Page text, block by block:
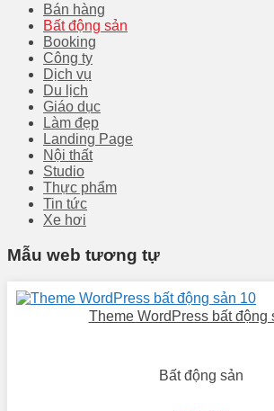
Bán hàng
Bất động sản
Booking
Công ty
Dịch vụ
Du lịch
Giáo dục
Làm đẹp
Landing Page
Nội thất
Studio
Thực phẩm
Tin tức
Xe hơi
Mẫu web tương tự
Bất động sản
Theme WordPress bất động